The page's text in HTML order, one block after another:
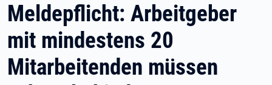
Meldepflicht: Arbeitgeber
mit mindestens 20
Mitarbeitenden müssen